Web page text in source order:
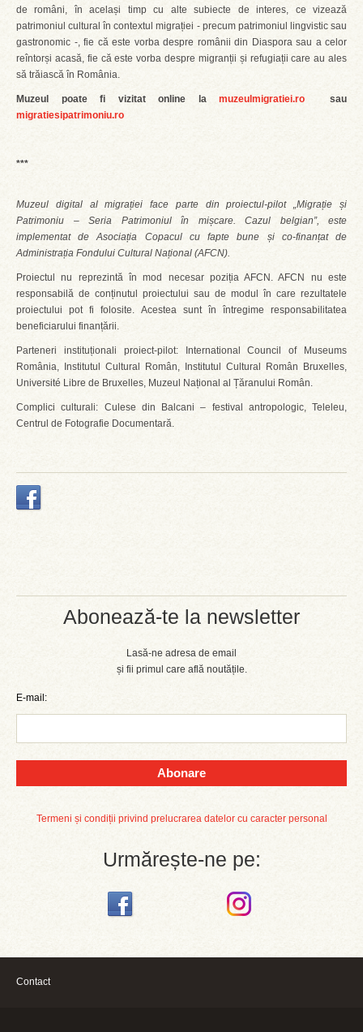
Abonează-te la newsletter
Lasă-ne adresa de email
și fii primul care află noutățile.
E-mail:
Abonare
Termeni și condiții privind prelucrarea datelor cu caracter personal
Urmărește-ne pe:
de români, în același timp cu alte subiecte de interes, ce vizează
patrimoniul cultural în contextul migrației - precum patrimoniul lingvistic sau
gastronomic -, fie că este vorba despre românii din Diaspora sau a celor
reîntorși acasă, fie că este vorba despre migranții și refugiații care au ales
să trăiască în România.
Muzeul poate fi vizitat online la muzeulmigratiei.ro sau
migratiesipatrimoniu.ro
***
Muzeul digital al migrației face parte din proiectul-pilot „Migrație și
Patrimoniu – Seria Patrimoniul în mișcare. Cazul belgian”, este
implementat de Asociația Copacul cu fapte bune și co-finanțat de
Administrația Fondului Cultural Național (AFCN).
Proiectul nu reprezintă în mod necesar poziția AFCN. AFCN nu este
responsabilă de conținutul proiectului sau de modul în care rezultatele
proiectului pot fi folosite. Acestea sunt în întregime responsabilitatea
beneficiarului finanțării.
Parteneri instituționali proiect-pilot: International Council of Museums
România, Institutul Cultural Român, Institutul Cultural Român Bruxelles,
Université Libre de Bruxelles, Muzeul Național al Țăranului Român.
Complici culturali: Culese din Balcani – festival antropologic, Teleleu,
Centrul de Fotografie Documentară.
Contact